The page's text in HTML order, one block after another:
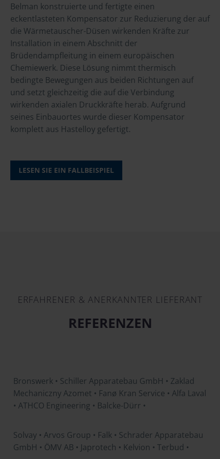
Belman konstruierte und fertigte einen
eckentlasteten Kompensator zur Reduzierung der auf
die Wärmetauscher-Düsen wirkenden Kräfte zur
Installation in einem Abschnitt der
Brüdendampfleitung in einem europäischen
Chemiewerk. Diese Lösung nimmt thermisch
bedingte Bewegungen aus beiden Richtungen auf
und setzt gleichzeitig die auf die Verbindung
wirkenden axialen Druckkräfte herab. Aufgrund
seines Einbauortes wurde dieser Kompensator
komplett aus Hastelloy gefertigt.
LESEN SIE EIN FALLBEISPIEL
ERFAHRENER & ANERKANNTER LIEFERANT
REFERENZEN
Bronswerk • Schiller Apparatebau GmbH • Zaklad
Mechaniczny Azomet • Fanø Kran Service • Alfa Laval
• ATHCO Engineering • Balcke-Dürr •
Solvay • Arvos Group • Falk • Schrader Apparatebau
GmbH • ÖMV AB • Japrotech • Kelvion • Terbud •